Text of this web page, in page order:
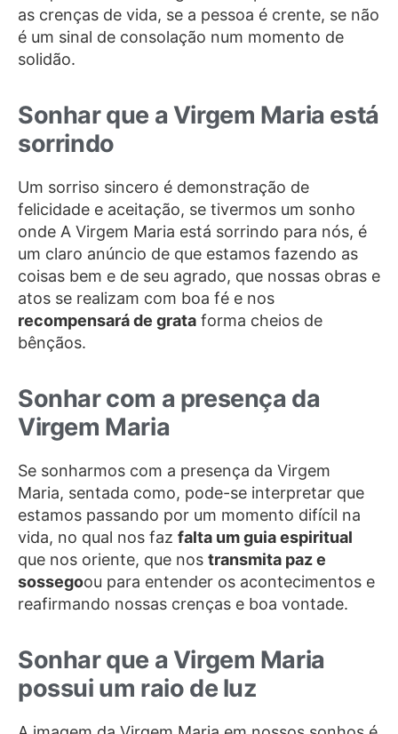
as crenças de vida, se a pessoa é crente, se não
é um sinal de consolação num momento de
solidão.
Sonhar que a Virgem Maria está
sorrindo
Um sorriso sincero é demonstração de
felicidade e aceitação, se tivermos um sonho
onde A Virgem Maria está sorrindo para nós, é
um claro anúncio de que estamos fazendo as
coisas bem e de seu agrado, que nossas obras e
atos se realizam com boa fé e nos
recompensará de grata forma cheios de
bênçãos.
Sonhar com a presença da
Virgem Maria
Se sonharmos com a presença da Virgem
Maria, sentada como, pode-se interpretar que
estamos passando por um momento difícil na
vida, no qual nos faz falta um guia espiritual
que nos oriente, que nos transmita paz e
sossegoou para entender os acontecimentos e
reafirmando nossas crenças e boa vontade.
Sonhar que a Virgem Maria
possui um raio de luz